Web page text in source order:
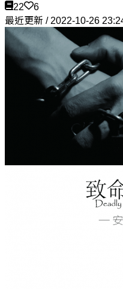
22
6
最近更新 / 2022-10-26